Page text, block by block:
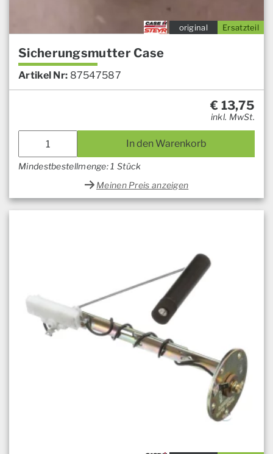
Ersatzteil
original
Sicherungsmutter Case
Artikel Nr: 87547587
€ 13,75
inkl. MwSt.
In den Warenkorb
Mindestbestellmenge: 1 Stück
Meinen Preis anzeigen